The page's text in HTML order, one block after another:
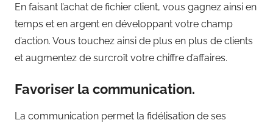
En faisant l’achat de fichier client, vous gagnez ainsi en
temps et en argent en développant votre champ
d’action. Vous touchez ainsi de plus en plus de clients
et augmentez de surcroît votre chiffre d’affaires.
Favoriser la communication.
La communication permet la fidélisation de ses